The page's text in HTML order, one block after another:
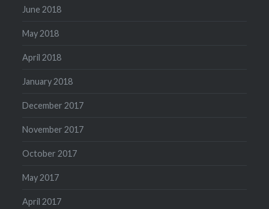
June 2018
May 2018
April 2018
January 2018
December 2017
November 2017
October 2017
May 2017
April 2017